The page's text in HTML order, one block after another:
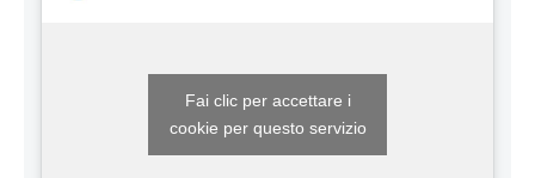
Fai clic per accettare i
cookie per questo servizio